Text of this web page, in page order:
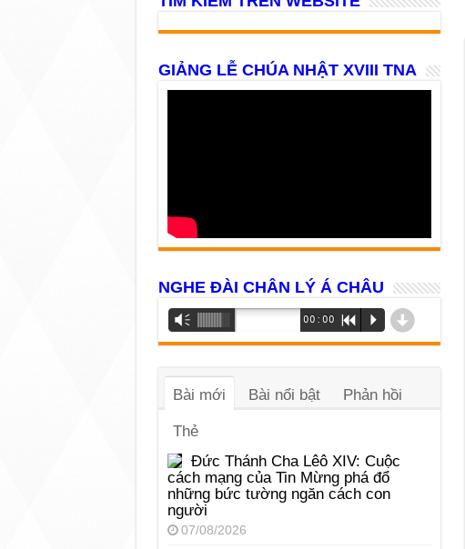
GIẢNG LỄ CHÚA NHẬT XVIII TNA
NGHE ĐÀI CHÂN LÝ Á CHÂU
Trình
phát
âm
Vm 00:00 R P d
Bài mới Bài nổi bật Phản hồi
Thẻ
Đức Thánh Cha Lêô XIV: Cuộc
cách mạng của Tin Mừng phá đổ
những bức tường ngăn cách con
người
07/08/2026